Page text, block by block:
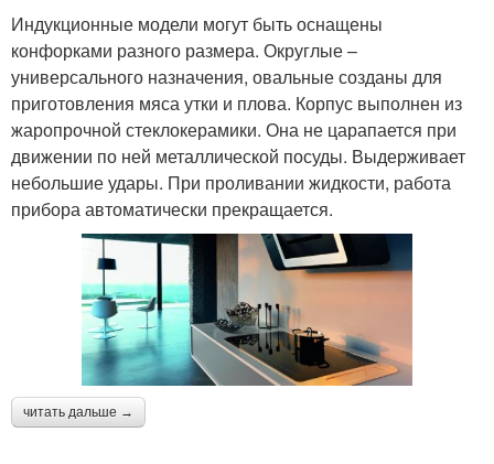
Индукционные модели могут быть оснащены
конфорками разного размера. Округлые –
универсального назначения, овальные созданы для
приготовления мяса утки и плова. Корпус выполнен из
жаропрочной стеклокерамики. Она не царапается при
движении по ней металлической посуды. Выдерживает
небольшие удары. При проливании жидкости, работа
прибора автоматически прекращается.
читать дальше →